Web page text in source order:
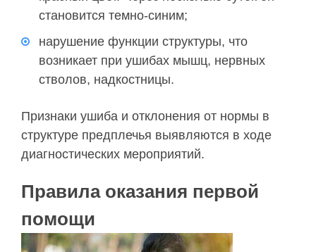
становится темно-синим;
нарушение функции структуры, что
возникает при ушибах мышц, нервных
стволов, надкостницы.
Признаки ушиба и отклонения от нормы в
структуре предплечья выявляются в ходе
диагностических мероприятий.
Правила оказания первой
помощи